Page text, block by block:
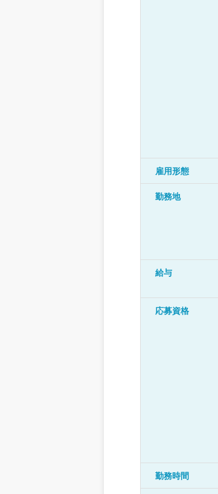
雇用形態
勤務地
給与
応募資格
勤務時間